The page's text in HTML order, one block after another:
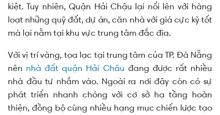
kiệt. Tuy nhiên, Quận Hải Chậu lại nổi lên với hàng
loạt những quỹ đất, dự án, căn nhà với giá cực kỳ tốt
mà lại nằm tại khu vực trung tâm đắc địa.
Với vị trí vàng, tọa lạc tại trung tâm của TP. Đà Nẵng
nên nhà đất quận Hải Châu đang được rất nhiều
nhà đầu tư nhắm vào. Ngoài ra nơi đây còn có sự
phát triển nhanh chóng với cơ sở hạ tầng hoàn
thiện, đồng bộ cùng nhiều hạng mục chiến lược tạo